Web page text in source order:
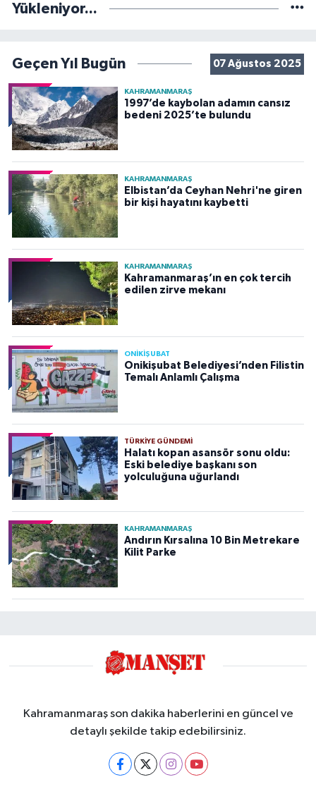
Yükleniyor...
Geçen Yıl Bugün 07 Ağustos 2025
KAHRAMANMARAŞ
1997’de kaybolan adamın cansız
bedeni 2025’te bulundu
KAHRAMANMARAŞ
Elbistan’da Ceyhan Nehri'ne giren
bir kişi hayatını kaybetti
KAHRAMANMARAŞ
Kahramanmaraş’ın en çok tercih
edilen zirve mekanı
ONİKİŞUBAT
Onikişubat Belediyesi’nden Filistin
Temalı Anlamlı Çalışma
TÜRKIYE GÜNDEMI
Halatı kopan asansör sonu oldu:
Eski belediye başkanı son
yolculuğuna uğurlandı
KAHRAMANMARAŞ
Andırın Kırsalına 10 Bin Metrekare
Kilit Parke
Kahramanmaraş son dakika haberlerini en güncel ve
detaylı şekilde takip edebilirsiniz.